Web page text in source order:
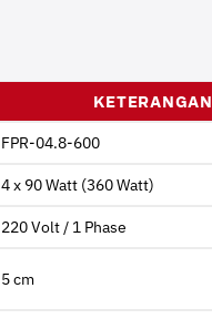
KETERANGAN
FPR-04.8-600
4 x 90 Watt (360 Watt)
220 Volt / 1 Phase
5 cm